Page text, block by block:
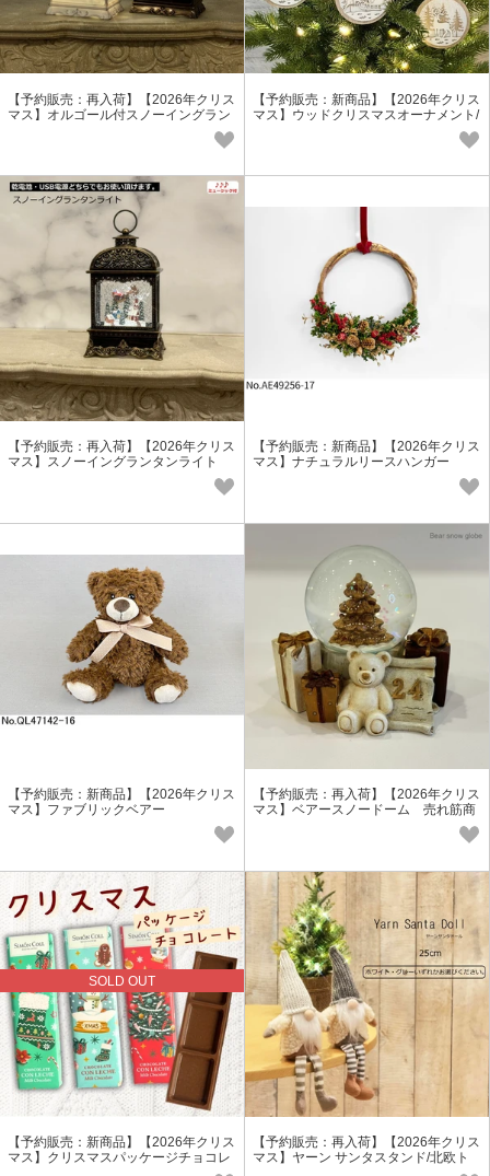
【予約販売：再入荷】【2026年クリス
マス】オルゴール付スノーイングラン
【予約販売：新商品】【2026年クリス
マス】ウッドクリスマスオーナメント/
【予約販売：再入荷】【2026年クリス
マス】スノーイングランタンライト
【予約販売：新商品】【2026年クリス
マス】ナチュラルリースハンガー
【予約販売：新商品】【2026年クリス
マス】ファブリックベアー
【予約販売：再入荷】【2026年クリス
マス】ベアースノードーム 売れ筋商
SOLD OUT
【予約販売：新商品】【2026年クリス
マス】クリスマスパッケージチョコレ
【予約販売：再入荷】【2026年クリス
マス】ヤーン サンタスタンド/北欧ト